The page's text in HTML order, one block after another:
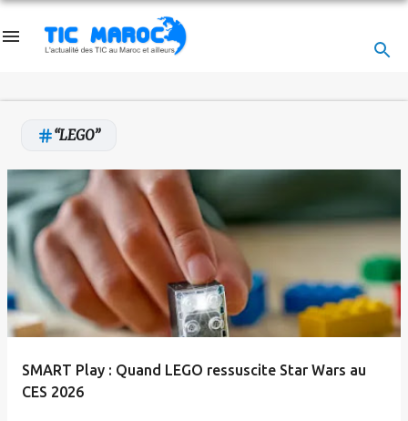
Accéder au contenu principal
LEGO
A
r
t
c
SMART Play : Quand LEGO ressuscite Star Wars au
CES 2026